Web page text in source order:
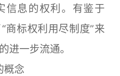
信息的权利。有鉴于
商标权利用尽制度”来
进一步流通。
念